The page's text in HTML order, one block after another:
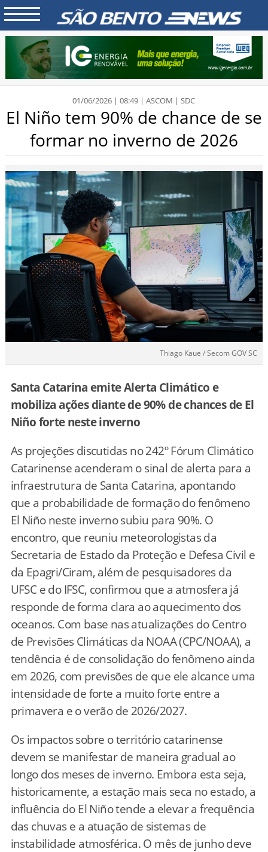
01/06/2026 | 08:49 | ASCOM | SDC
El Niño tem 90% de chance de se
formar no inverno de 2026
Thiago Kaue / Secom GOV SC
Santa Catarina emite Alerta Climático e
mobiliza ações diante de 90% de chances de El
Niño forte neste inverno
As projeções discutidas no 242º Fórum Climático
Catarinense acenderam o sinal de alerta para a
infraestrutura de Santa Catarina, apontando
que a probabilidade de formação do fenômeno
El Niño neste inverno subiu para 90%. O
encontro, que reuniu meteorologistas da
Secretaria de Estado da Proteção e Defesa Civil e
da Epagri/Ciram, além de pesquisadores da
UFSC e do IFSC, confirmou que a atmosfera já
responde de forma clara ao aquecimento dos
oceanos. Com base nas atualizações do Centro
de Previsões Climáticas da NOAA (CPC/NOAA), a
tendência é de consolidação do fenômeno ainda
em 2026, com previsões de que ele alcance uma
intensidade de forte a muito forte entre a
primavera e o verão de 2026/2027.
Os impactos sobre o território catarinense
devem se manifestar de maneira gradual ao
longo dos meses de inverno. Embora esta seja,
historicamente, a estação mais seca no estado, a
influência do El Niño tende a elevar a frequência
das chuvas e a atuação de sistemas de
instabilidade atmosférica. O mês de junho deve